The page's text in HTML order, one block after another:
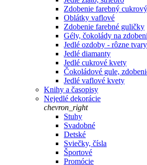
Zdobenie farebný
Oblátky vaflové
Zdobenie farebné guličky
Gély, čokolády na
Jedlé ozdoby - rôzne tvary
Jedlé diamanty
Jedlé cukrové kvety
Čokoládové gule,
Jedlé vaflové kvety
Knihy a časopisy
Nejedlé dekorácie
chevron_right
Stuhy
Svadobné
Detské
Sviečky, čísla
Športové
Promócie